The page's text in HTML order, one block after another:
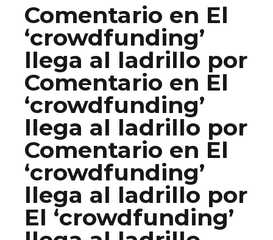
Comentario en El
‘crowdfunding’
llega al ladrillo por
Comentario en El
‘crowdfunding’
llega al ladrillo por
Comentario en El
‘crowdfunding’
llega al ladrillo por
El ‘crowdfunding’